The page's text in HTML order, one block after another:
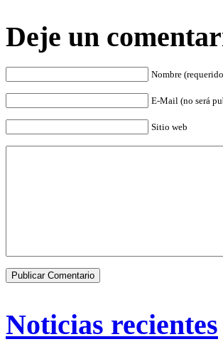
Deje un
Nombre
E-Mail (no será
Sitio web
Noticias recientes